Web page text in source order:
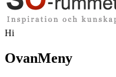
Hi
OvanMeny